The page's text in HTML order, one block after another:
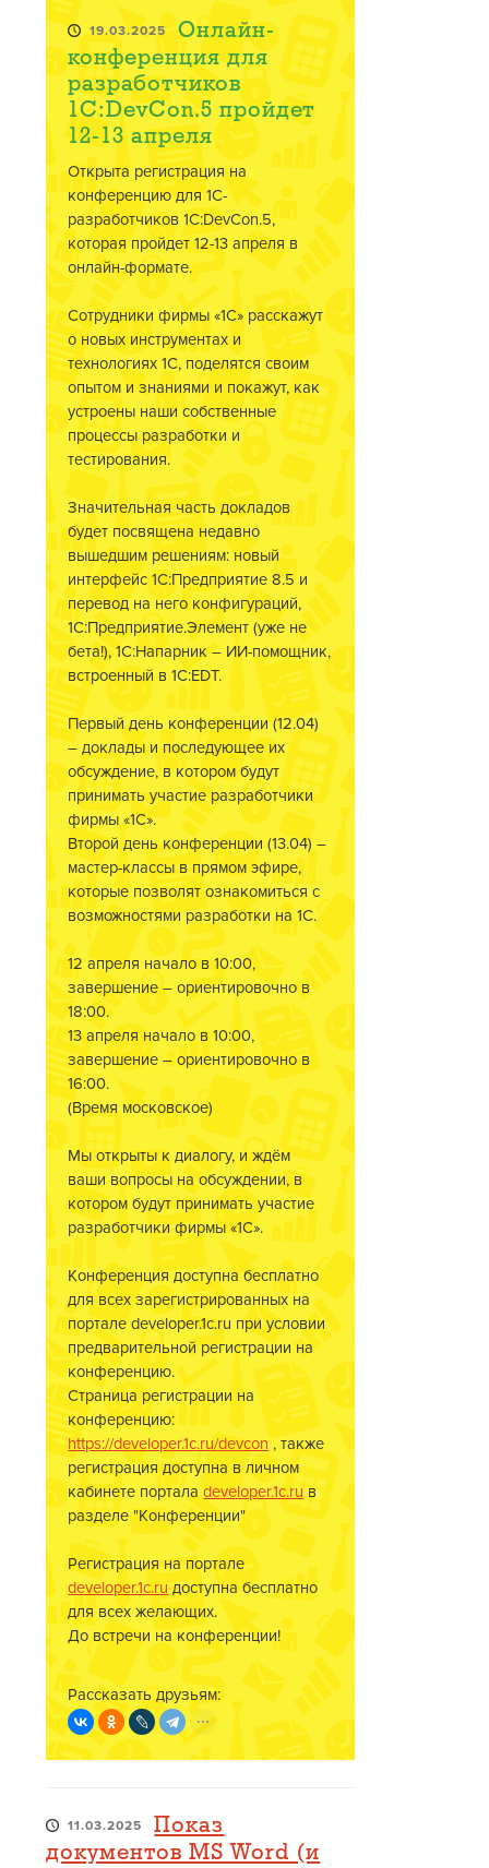
19.03.2025 Онлайн-
конференция для
разработчиков
1C:DevCon.5 пройдет
12-13 апреля
Открыта регистрация на
конференцию для 1С-
разработчиков 1C:DevCon.5,
которая пройдет 12-13 апреля в
онлайн-формате.
Сотрудники фирмы «1С» расскажут
о новых инструментах и
технологиях 1С, поделятся своим
опытом и знаниями и покажут, как
устроены наши собственные
процессы разработки и
тестирования.
Значительная часть докладов
будет посвящена недавно
вышедшим решениям: новый
интерфейс 1С:Предприятие 8.5 и
перевод на него конфигураций,
1С:Предприятие.Элемент (уже не
бета!), 1С:Напарник – ИИ-помощник,
встроенный в 1C:EDT.
Первый день конференции (12.04)
– доклады и последующее их
обсуждение, в котором будут
принимать участие разработчики
фирмы «1С».
Второй день конференции (13.04) –
мастер-классы в прямом эфире,
которые позволят ознакомиться с
возможностями разработки на 1С.
12 апреля начало в 10:00,
завершение – ориентировочно в
18:00.
13 апреля начало в 10:00,
завершение – ориентировочно в
16:00.
(Время московское)
Мы открыты к диалогу, и ждём
ваши вопросы на обсуждении, в
котором будут принимать участие
разработчики фирмы «1С».
Конференция доступна бесплатно
для всех зарегистрированных на
портале developer.1c.ru при условии
предварительной регистрации на
конференцию.
Страница регистрации на
конференцию:
https://developer.1c.ru/devcon , также
регистрация доступна в личном
кабинете порталаdeveloper.1c.ruв
разделе "Конференции"
Регистрация на портале
developer.1c.ruдоступна бесплатно
для всех желающих.
До встречи на конференции!
Рассказать друзьям:
11.03.2025
Показ
документов MS Word (и